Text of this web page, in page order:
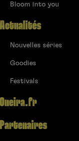
Bloom into you
Actualités
Nouvelles séries
Goodies
Festivals
Oneira.fr
Partenaires